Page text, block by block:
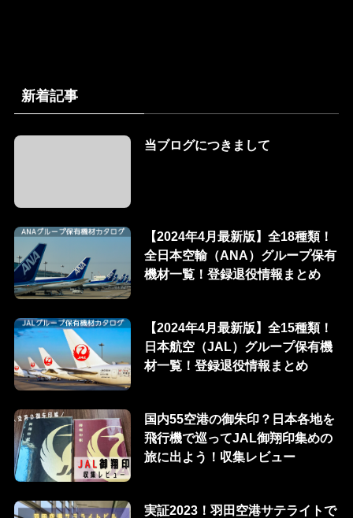
新着記事
当ブログにつきまして
【2024年4月最新版】全18種類！
全日本空輸（ANA）グループ保有
機材一覧！登録退役情報まとめ
【2024年4月最新版】全15種類！
日本航空（JAL）グループ保有機
材一覧！登録退役情報まとめ
国内55空港の御朱印？日本各地を
飛行機で巡ってJAL御翔印集めの
旅に出よう！収集レビュー
実証2023！羽田空港サテライトで